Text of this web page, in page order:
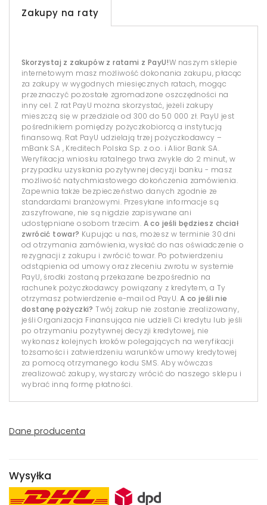
Zakupy na raty
Skorzystaj z zakupów z ratami z PayU!W naszym sklepie
internetowym masz możliwość dokonania zakupu, płacąc
za zakupy w wygodnych miesięcznych ratach, mogąc
przeznaczyć pozostałe zgromadzone oszczędności na
inny cel. Z rat PayU można skorzystać, jeżeli zakupy
mieszczą się w przedziale od 300 do 50 000 zł. PayU jest
pośrednikiem pomiędzy pożyczkobiorcą a instytucją
finansową. Rat PayU udzielają trzej pożyczkodawcy –
mBank SA , Kreditech Polska Sp. z o.o. i Alior Bank SA.
Weryfikacja wniosku ratalnego trwa zwykle do 2 minut, w
przypadku uzyskania pozytywnej decyzji banku - masz
możliwość natychmiastowego dokończenia zamówienia.
Zapewnia także bezpieczeństwo danych zgodnie ze
standardami branżowymi. Przesyłane informacje są
zaszyfrowane, nie są nigdzie zapisywane ani
udostępniane osobom trzecim. A co jeśli będziesz chciał
zwrócić towar? Kupując u nas, możesz w terminie 30 dni
od otrzymania zamówienia, wysłać do nas oświadczenie o
rezygnacji z zakupu i zwrócić towar. Po potwierdzeniu
odstąpienia od umowy oraz zleceniu zwrotu w systemie
PayU, środki zostaną przekazane bezpośrednio na
rachunek pożyczkodawcy powiązany z kredytem, a Ty
otrzymasz potwierdzenie e-mail od PayU. A co jeśli nie
dostanę pożyczki? Twój zakup nie zostanie zrealizowany,
jeśli Organizacja Finansująca nie udzieli Ci kredytu lub jeśli
po otrzymaniu pozytywnej decyzji kredytowej, nie
wykonasz kolejnych kroków polegających na weryfikacji
tożsamości i zatwierdzeniu warunków umowy kredytowej
za pomocą otrzymanego kodu SMS. Aby wówczas
zrealizować zakupy, wystarczy wrócić do naszego sklepu i
wybrać inną formę płatności.
Dane producenta
Wysyłka